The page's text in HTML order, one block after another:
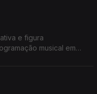
todos os dias às 18h00.
e figura
musical em
formação e